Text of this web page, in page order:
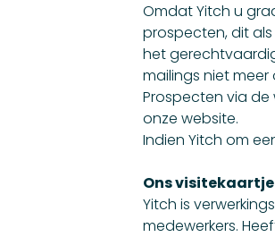
Omdat Yitch u
prospecten, dit
het
mailings niet
Prospecten via
onze website.
Indien Yitch om
Ons
Yitch is
medewerkers.